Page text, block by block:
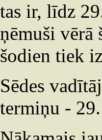
tas ir, līdz
ņēmuši
šodien tiek
Sēdes
termiņu -